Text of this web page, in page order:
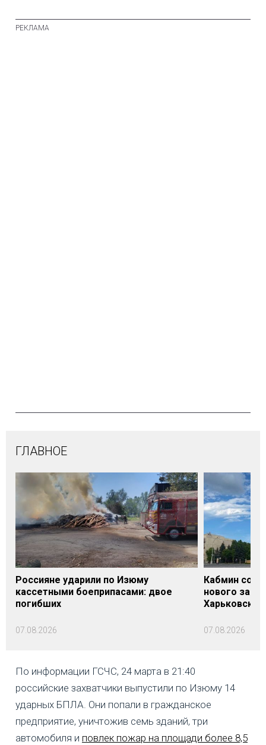
ГЛАВНОЕ
Россияне ударили по Изюму
кассетными боеприпасами: двое
погибших
07.08.2026
Кабмин
нового
07.08.2026
По информации ГСЧС, 24 марта в 21:40
российские захватчики выпустили по Изюму 14
ударных БПЛА. Они попали в гражданское
предприятие, уничтожив семь зданий, три
автомобиля и повлек пожар на площади более 8,5